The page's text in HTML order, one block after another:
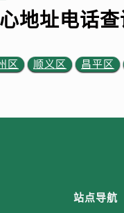
） 地址电话查
区 顺义区 昌平区
站点导航